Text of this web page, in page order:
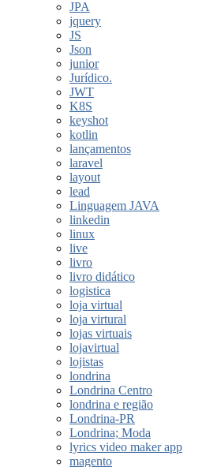
JPA
jquery
JS
Json
junior
Jurídico.
JWT
K8S
keyshot
kotlin
lançamentos
laravel
layout
lead
Linguagem JAVA
linkedin
linux
live
livro
livro didático
logistica
loja virtual
loja virtural
lojas virtuais
lojavirtual
lojistas
londrina
Londrina Centro
londrina e região
Londrina-PR
Londrina; Moda
lyrics video maker app
magento